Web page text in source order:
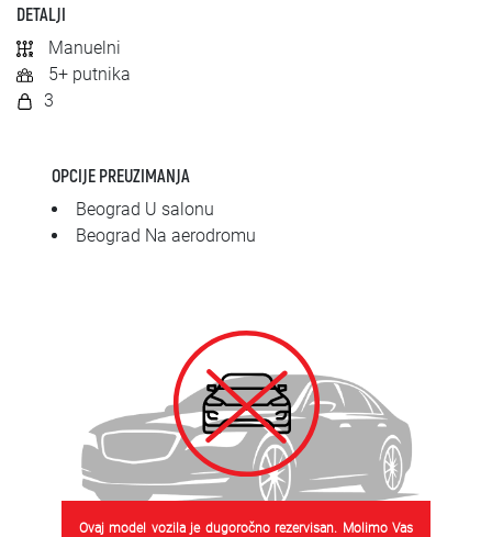
Kontakt
SRPSKI
ENGLISH
DETALJI
Manuelni
5+ putnika
3
OPCIJE PREUZIMANJA
Beograd U salonu
Beograd Na aerodromu
Ovaj model vozila je dugoročno rezervisan. Molimo Vas